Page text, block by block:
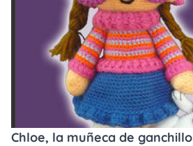
Chloe, la muñeca de ganchillo